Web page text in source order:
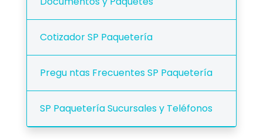
Cotizador SP Paquetería
Pregu ntas Frecuentes SP Paquetería
SP Paquetería Sucursales y Teléfonos